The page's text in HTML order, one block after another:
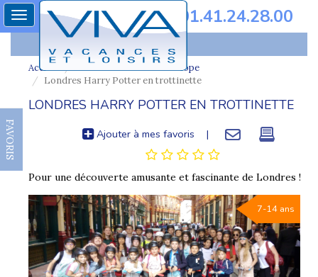
01.41.24.28.00
Toggle
navigation
FAVORIS
Accueil
Colonie de vacances europe
Londres Harry Potter en trottinette
LONDRES HARRY POTTER EN TROTTINETTE
Ajouter à mes favoris |
Pour une découverte amusante et fascinante de Londres !
7-14 ans